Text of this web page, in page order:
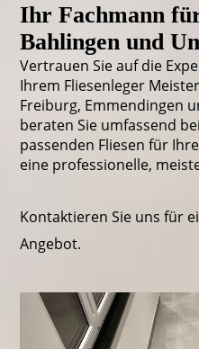
Ihr Fachmann
Bahlingen und
Vertrauen Sie auf die
Ihrem Fliesenleger
Freiburg, Emmendingen
beraten Sie umfassend
passenden Fliesen für
eine professionelle,
Kontaktieren Sie uns für
Angebot.